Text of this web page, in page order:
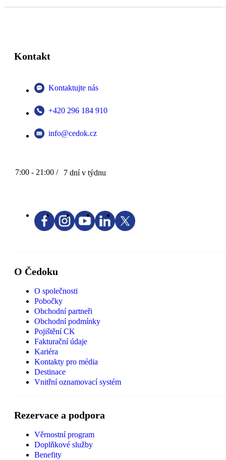
Kontakt
Kontaktujte nás
+420 296 184 910
info@cedok.cz
7:00 - 21:00 / 7 dní v týdnu
O Čedoku
O společnosti
Pobočky
Obchodní partneři
Obchodní podmínky
Pojištění CK
Fakturační údaje
Kariéra
Kontakty pro média
Destinace
Vnitřní oznamovací systém
Rezervace a podpora
Věrnostní program
Doplňkové služby
Benefity